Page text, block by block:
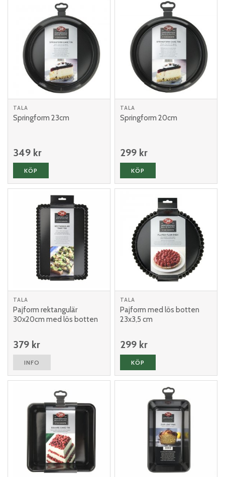
TALA
Springform 23cm
349 kr
KÖP
TALA
Springform 20cm
299 kr
KÖP
TALA
Pajform rektangulär
30x20cm med lös botten
379 kr
INFO
TALA
Pajform med lös botten
23x3,5 cm
299 kr
KÖP